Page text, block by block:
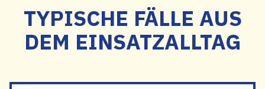
TYPISCHE FÄLLE AUS
DEM EINSATZALLTAG